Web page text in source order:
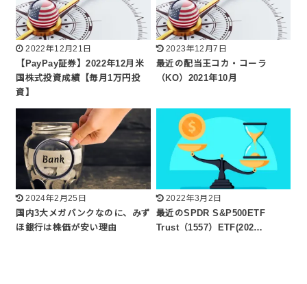
2022年12月21日
【PayPay証券】2022年12月米
国株式投資成績【毎月1万円投
資】
2023年12月7日
最近の配当王コカ・コーラ
（KO）2021年10月
2024年2月25日
国内3大メガバンクなのに、みず
ほ銀行は株価が安い理由
2022年3月2日
最近のSPDR S&P500ETF
Trust（1557）ETF(202…